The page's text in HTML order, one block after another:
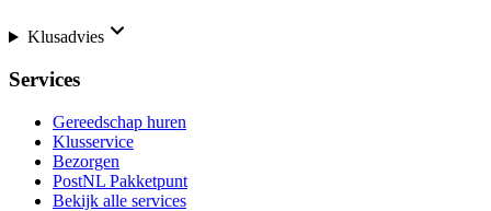
Klusadvies
Services
Gereedschap huren
Klusservice
Bezorgen
PostNL Pakketpunt
Bekijk alle services